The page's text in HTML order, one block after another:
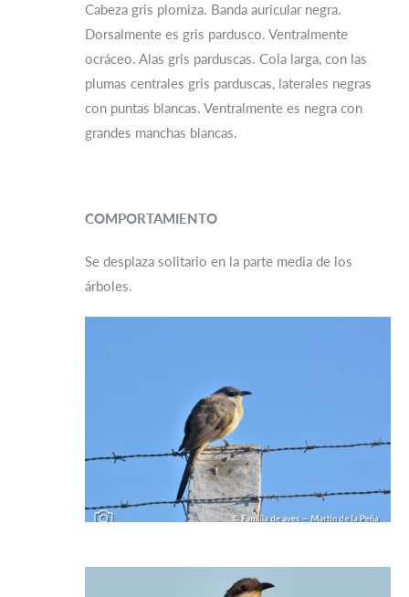
Cabeza gris plomiza. Banda auricular negra.
Dorsalmente es gris pardusco. Ventralmente
ocráceo. Alas gris parduscas. Cola larga, con las
plumas centrales gris parduscas, laterales negras
con puntas blancas. Ventralmente es negra con
grandes manchas blancas.
COMPORTAMIENTO
Se desplaza solitario en la parte media de los
árboles.